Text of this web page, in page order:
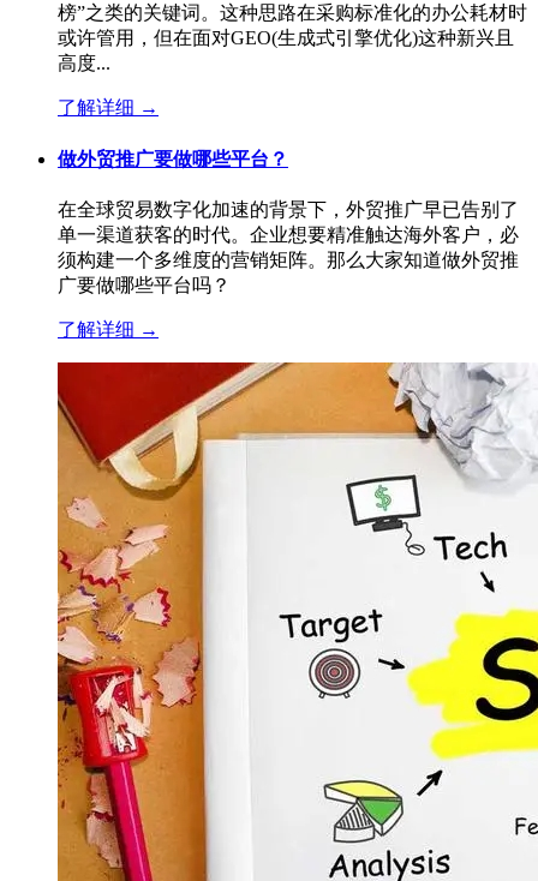
榜”之类的关键词。这种思路在采购标准化的办公耗材时
或许管用，但在面对GEO(生成式引擎优化)这种新兴且
高度...
了解详细 →
做外贸推广要做哪些平台？
在全球贸易数字化加速的背景下，外贸推广早已告别了
单一渠道获客的时代。企业想要精准触达海外客户，必
须构建一个多维度的营销矩阵。那么大家知道做外贸推
广要做哪些平台吗？
了解详细 →